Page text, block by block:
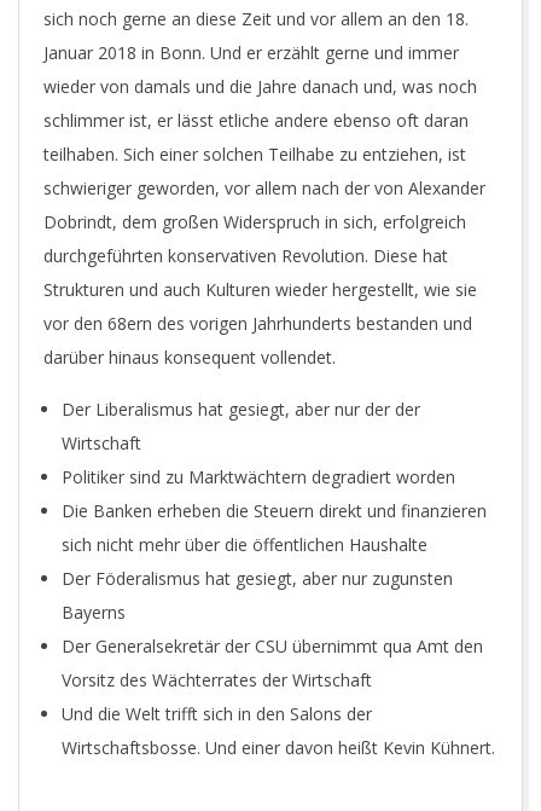
sich noch gerne an diese Zeit und vor allem an den 18.
Januar 2018 in Bonn. Und er erzählt gerne und immer
wieder von damals und die Jahre danach und, was noch
schlimmer ist, er lässt etliche andere ebenso oft daran
teilhaben. Sich einer solchen Teilhabe zu entziehen, ist
schwieriger geworden, vor allem nach der von Alexander
Dobrindt, dem großen Widerspruch in sich, erfolgreich
durchgeführten konservativen Revolution. Diese hat
Strukturen und auch Kulturen wieder hergestellt, wie sie
vor den 68ern des vorigen Jahrhunderts bestanden und
darüber hinaus konsequent vollendet.
Der Liberalismus hat gesiegt, aber nur der der
Wirtschaft
Politiker sind zu Marktwächtern degradiert worden
Die Banken erheben die Steuern direkt und finanzieren
sich nicht mehr über die öffentlichen Haushalte
Der Föderalismus hat gesiegt, aber nur zugunsten
Bayerns
Der Generalsekretär der CSU übernimmt qua Amt den
Vorsitz des Wächterrates der Wirtschaft
Und die Welt trifft sich in den Salons der
Wirtschaftsbosse. Und einer davon heißt Kevin Kühnert.